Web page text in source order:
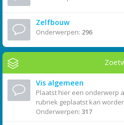
Zelfbouw
Onderwerpen: 296
Vis algemeen
Plaatst hier een onderwerp
rubriek geplaatst kan
Onderwerpen: 317